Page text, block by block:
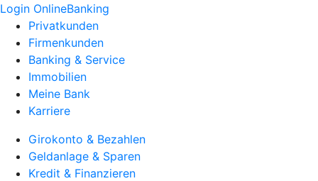
Login OnlineBanking
Privatkunden
Firmenkunden
Banking & Service
Immobilien
Meine Bank
Karriere
Girokonto & Bezahlen
Geldanlage & Sparen
Kredit & Finanzieren